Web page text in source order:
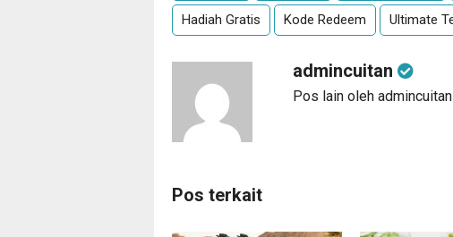
Hadiah Gratis Kode Redeem Ultimate
admincuitan
Pos lain oleh admincuitan
Pos terkait